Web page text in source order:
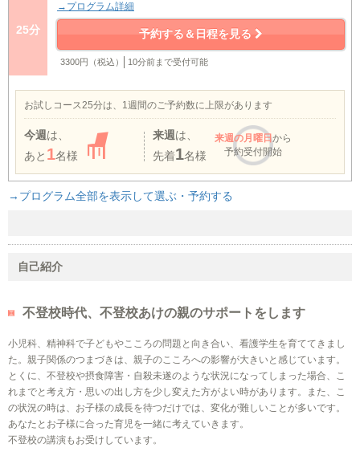
25分
→プログラム詳細
予約する＆日程を見る
3300円（税込） 10分前まで受付可能
お試しコース25分は、1週間のご予約数に上限があります
今週 は、
あと 1名様
来週 は、
先着1名様
来週の月曜日から
予約受付開始
→プログラム全部を表示して選ぶ・予約する
自己紹介
不登校時代、不登校あけの親のサポートをします
小児科、精神科で子どもやこころの問題と向き合い、看護学生を育ててきまし
た。親子関係のつまづきは、親子のこころへの影響が大きいと感じています。
とくに、不登校や摂食障害・自殺未遂のような状況になってしまった場合、こ
れまでと考え方・思いの出し方を少し変えた方がよい時があります。また、こ
の状況の時は、お子様の成長を待つだけでは、変化が難しいことが多いです。
あなたとお子様に合った育児を一緒に考えていきます。
不登校の講演もお受けしています。